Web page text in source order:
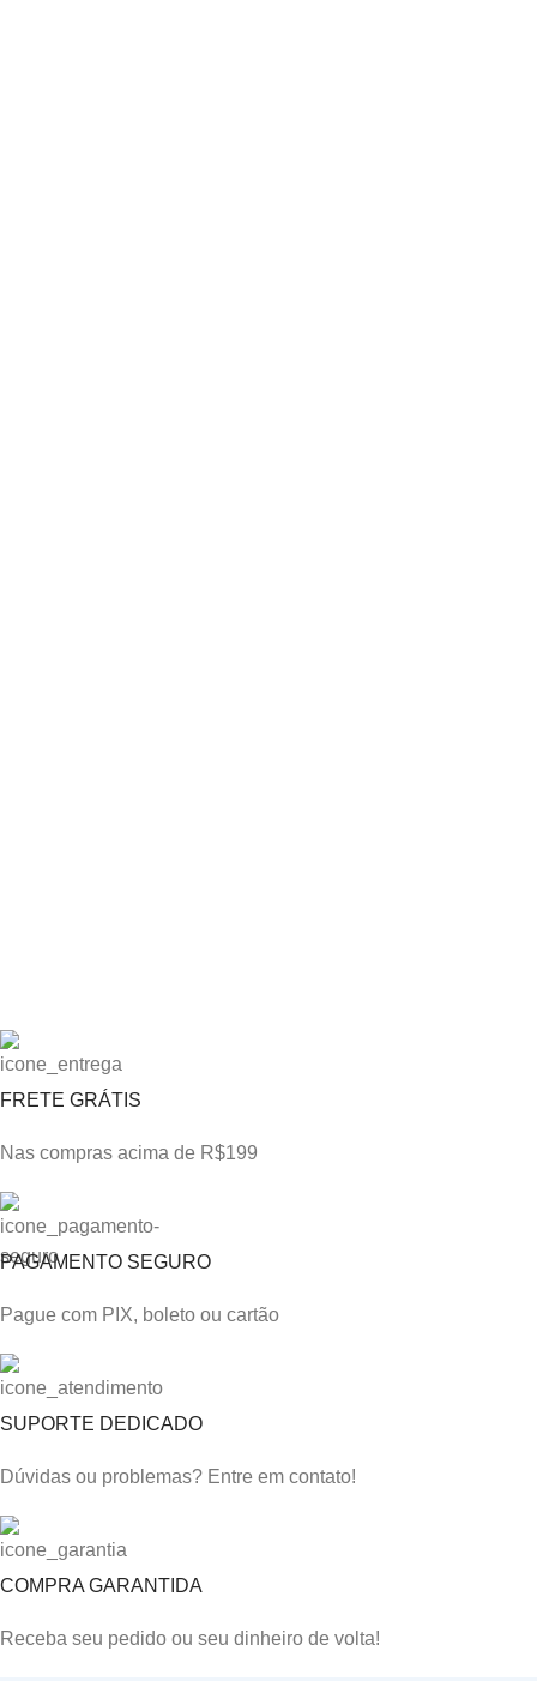
FRETE GRÁTIS
Nas compras acima de R$199
PAGAMENTO SEGURO
Pague com PIX, boleto ou cartão
SUPORTE DEDICADO
Dúvidas ou problemas? Entre em contato!
COMPRA GARANTIDA
Receba seu pedido ou seu dinheiro de volta!